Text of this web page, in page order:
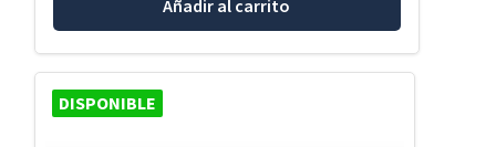
Añadir al carrito
DISPONIBLE